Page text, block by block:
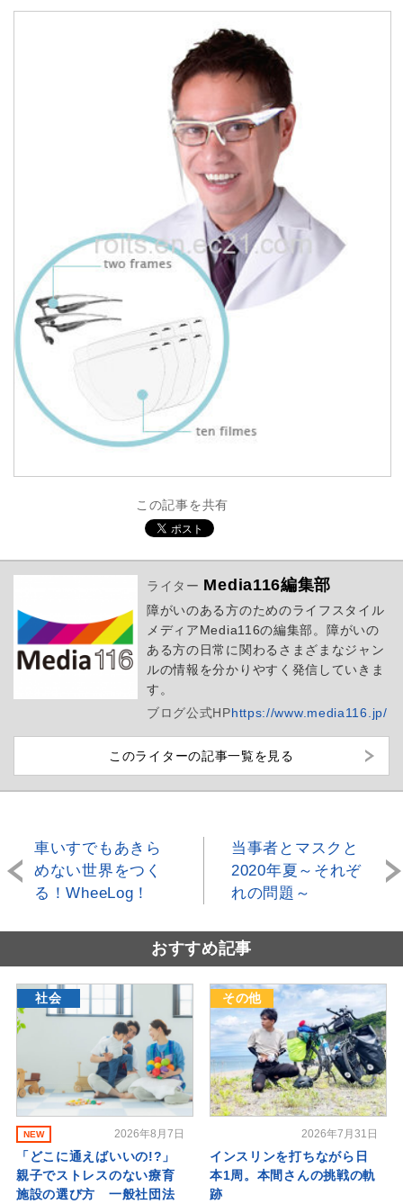
この記事を共有
ライター Media116編集部
障がいのある方のためのライフスタイル
メディアMedia116の編集部。障がいの
ある方の日常に関わるさまざまなジャン
ルの情報を分かりやすく発信していきま
す。
ブログ公式HPhttps://www.media116.jp/
このライターの記事一覧を見る
車いすでもあきら
めない世界をつく
る！WheeLog！
当事者とマスクと
2020年夏～それぞ
れの問題～
おすすめ記事
社会
NEW 2026年8月7日
「どこに通えばいいの!?」
親子でストレスのない療育
施設の選び方 一般社団法
その他
2026年7月31日
インスリンを打ちながら日
本1周。本間さんの挑戦の軌
跡